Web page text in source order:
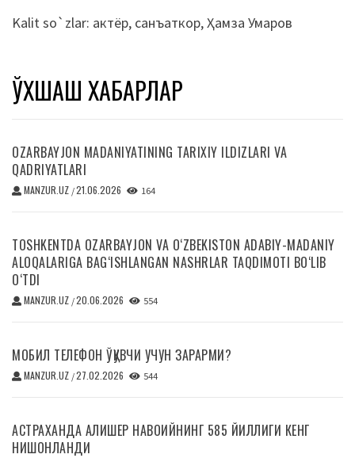
Kalit so`zlar: актёр, санъаткор,Ҳамза Умаров
ЎХШАШ ХАБАРЛАР
OZARBAYJON MADANIYATINING TARIXIY ILDIZLARI VA
QADRIYATLARI
MANZUR.UZ /21.06.2026 164
TOSHKENTDA OZARBAYJON VA O‘ZBEKISTON ADABIY-MADANIY
ALOQALARIGA BAG‘ISHLANGAN NASHRLAR TAQDIMOTI BO‘LIB
O‘TDI
MANZUR.UZ /20.06.2026 554
МОБИЛ ТЕЛЕФОН ЎҚУВЧИ УЧУН ЗАРАРМИ?
MANZUR.UZ /27.02.2026 544
АСТРАХАНДА АЛИШЕР НАВОИЙНИНГ 585 ЙИЛЛИГИ КЕНГ
НИШОНЛАНДИ